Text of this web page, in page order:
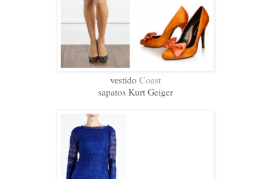
vestidoCoast
sapatos Kurt Geiger